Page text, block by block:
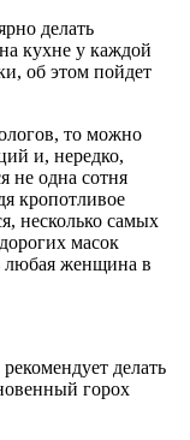
делать
кухне у каждой
об этом пойдет
то можно
и, нередко,
не одна сотня
кропотливое
несколько самых
масок
любая женщина в
делать
горох